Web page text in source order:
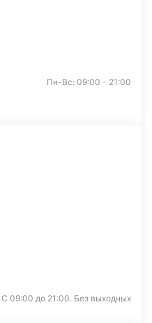
Пн-Вс: 09:00 - 21:00
С 09:00 до 21:00. Без выходных